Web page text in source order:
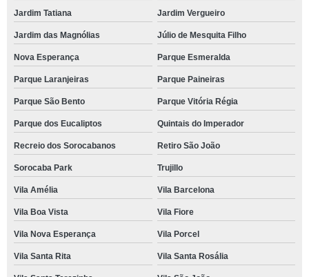
Jardim Tatiana Jardim Vergueiro
Jardim das Magnólias Júlio de Mesquita Filho
Nova Esperança Parque Esmeralda
Parque Laranjeiras Parque Paineiras
Parque São Bento Parque Vitória Régia
Parque dos Eucaliptos Quintais do Imperador
Recreio dos Sorocabanos Retiro São João
Sorocaba Park Trujillo
Vila Amélia Vila Barcelona
Vila Boa Vista Vila Fiore
Vila Nova Esperança Vila Porcel
Vila Santa Rita Vila Santa Rosália